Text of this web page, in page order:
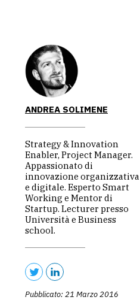
ANDREA SOLIMENE
Strategy & Innovation
Enabler, Project Manager.
Appassionato di
innovazione organizzativa
e digitale. Esperto Smart
Working e Mentor di
Startup. Lecturer presso
Università e Business
school.
Pubblicato: 21 Marzo 2016